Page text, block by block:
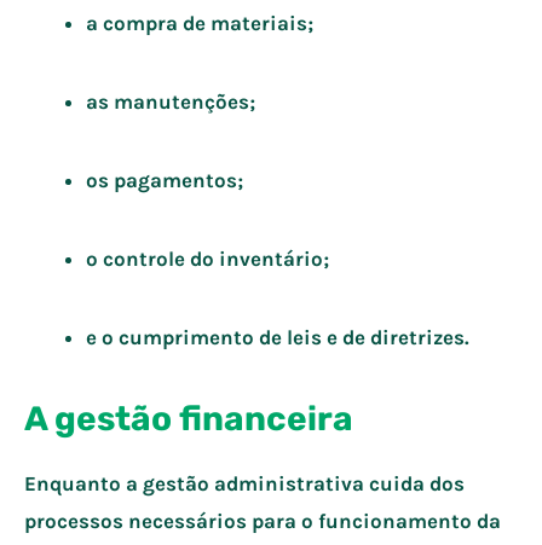
a compra de materiais;
as manutenções;
os pagamentos;
o controle do inventário;
e o cumprimento de leis e de diretrizes.
A gestão financeira
Enquanto a gestão administrativa cuida dos
processos necessários para o funcionamento da